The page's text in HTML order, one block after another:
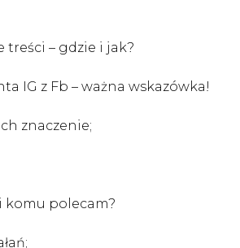
treści – gdzie i jak?
IG z Fb – ważna wskazówka!
znaczenie;
komu polecam?